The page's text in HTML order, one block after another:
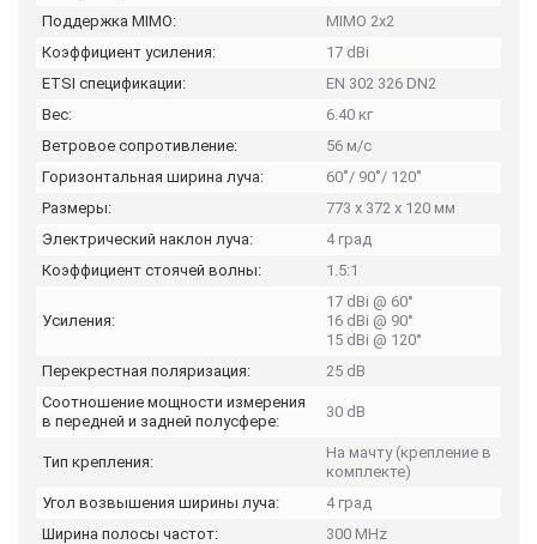
Поддержка MIMO:
MIMO 2x2
Коэффициент усиления:
17 dBi
ETSI спецификации:
EN 302 326 DN2
Вес:
6.40 кг
Ветровое сопротивление:
56 м/с
Горизонтальная ширина луча:
60˚/ 90˚/ 120˚
Размеры:
773 x 372 x 120 мм
Электрический наклон луча:
4 град
Коэффициент стоячей волны:
1.5:1
Усиления:
17 dBi @ 60°
16 dBi @ 90°
15 dBi @ 120°
Перекрестная поляризация:
25 dB
Соотношение мощности измерения
в передней и задней полусфере:
30 dB
Тип крепления:
На мачту (крепление в
комплекте)
Угол возвышения ширины луча:
4 град
Ширина полосы частот:
300 MHz